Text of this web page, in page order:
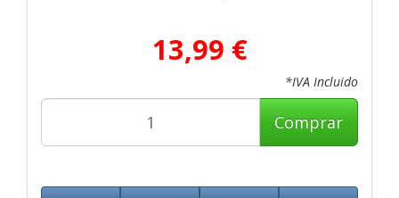
13,99 €
*IVA Incluido
Comprar